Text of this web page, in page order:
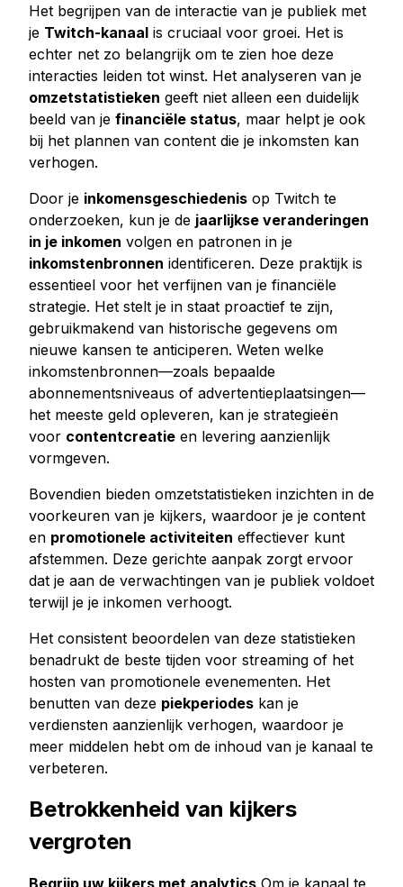
Het begrijpen van de interactie van je publiek met
je Twitch-kanaal is cruciaal voor groei. Het is
echter net zo belangrijk om te zien hoe deze
interacties leiden tot winst. Het analyseren van je
omzetstatistieken geeft niet alleen een duidelijk
beeld van je financiële status, maar helpt je ook
bij het plannen van content die je inkomsten kan
verhogen.
Door je inkomensgeschiedenis op Twitch te
onderzoeken, kun je de jaarlijkse veranderingen
in je inkomen volgen en patronen in je
inkomstenbronnen identificeren. Deze praktijk is
essentieel voor het verfijnen van je financiële
strategie. Het stelt je in staat proactief te zijn,
gebruikmakend van historische gegevens om
nieuwe kansen te anticiperen. Weten welke
inkomstenbronnen—zoals bepaalde
abonnementsniveaus of advertentieplaatsingen—
het meeste geld opleveren, kan je strategieën
voor contentcreatie en levering aanzienlijk
vormgeven.
Bovendien bieden omzetstatistieken inzichten in de
voorkeuren van je kijkers, waardoor je je content
en promotionele activiteiten effectiever kunt
afstemmen. Deze gerichte aanpak zorgt ervoor
dat je aan de verwachtingen van je publiek voldoet
terwijl je je inkomen verhoogt.
Het consistent beoordelen van deze statistieken
benadrukt de beste tijden voor streaming of het
hosten van promotionele evenementen. Het
benutten van deze piekperiodes kan je
verdiensten aanzienlijk verhogen, waardoor je
meer middelen hebt om de inhoud van je kanaal te
verbeteren.
Betrokkenheid van kijkers
vergroten
Begrijp uw kijkers met analytics Om je kanaal te